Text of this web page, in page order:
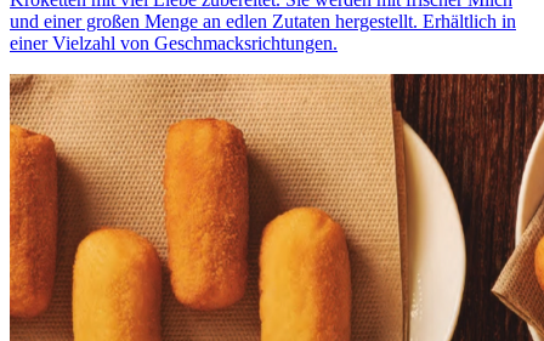
und einer großen Menge an edlen Zutaten hergestellt. Erhältlich in
einer Vielzahl von Geschmacksrichtungen.